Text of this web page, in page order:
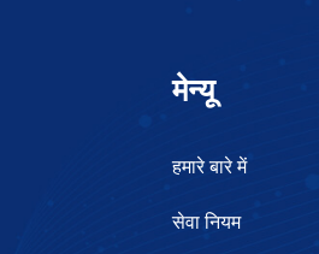
मेन्यू
हमारे बारे में
सेवा नियम